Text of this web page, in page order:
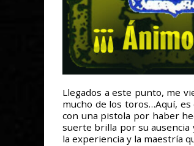
Llegados a este punto, me
mucho de los toros…Aquí,
con una pistola por haber
suerte brilla por su ausencia
la experiencia y la maestría